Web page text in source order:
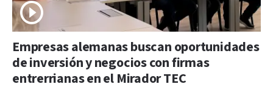
Empresas alemanas buscan oportunidades
de inversión y negocios con firmas
entrerrianas en el Mirador TEC